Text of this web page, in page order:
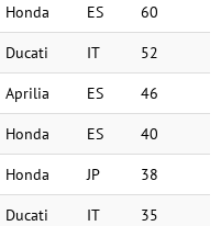
Honda ES 60
Ducati IT 52
Aprilia ES 46
Honda ES 40
Honda JP 38
Ducati IT 35